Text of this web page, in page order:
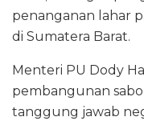
penanganan lahar
di Sumatera Barat.
Menteri PU Dody
pembangunan
tanggung jawab